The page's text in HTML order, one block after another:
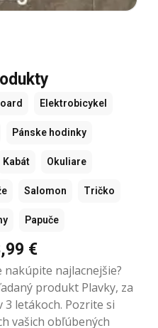
Elektrobicykel
Pánske hodinky
Kabát Okuliare
Salomon Tričko
Papuče
€
najlacnejšie?
produkt Plavky, za
3 letákoch. Pozrite si
vašich obľúbených